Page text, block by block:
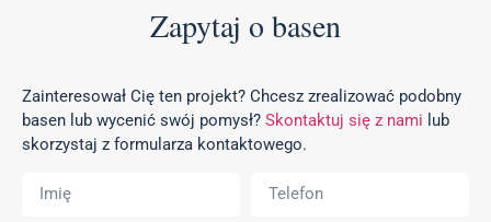
Zapytaj o basen
Zainteresował Cię ten projekt? Chcesz zrealizować podobny
basen lub wycenić swój pomysł? Skontaktuj się z nami lub
skorzystaj z formularza kontaktowego.